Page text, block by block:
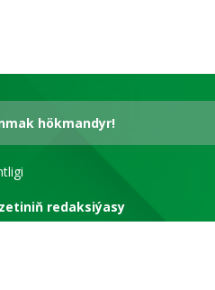
hökmandyr!
redaksiýasy